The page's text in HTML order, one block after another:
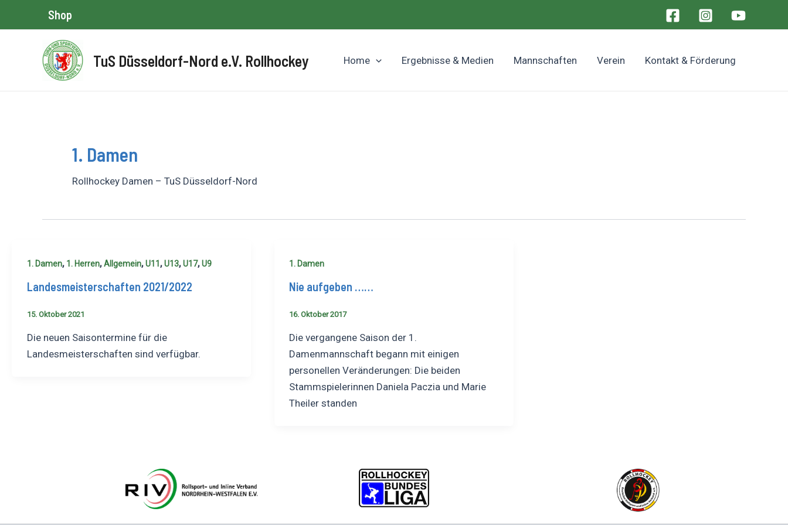
Shop
TuS Düsseldorf-Nord e.V. Rollhockey Home Ergebnisse & Medien Mannschaften Verein Kontakt & Förderung
1. Damen
Rollhockey Damen – TuS Düsseldorf-Nord
1. Damen, 1. Herren,Allgemein,U11,U13,U17,U9
Landesmeisterschaften 2021/2022
15. Oktober 2021
Die neuen Saisontermine für die
Landesmeisterschaften sind verfügbar.
1. Damen
Nie aufgeben ……
16. Oktober 2017
Die vergangene Saison der 1.
Damenmannschaft begann mit einigen
personellen Veränderungen: Die beiden
Stammspielerinnen Daniela Paczia und Marie
Theiler standen